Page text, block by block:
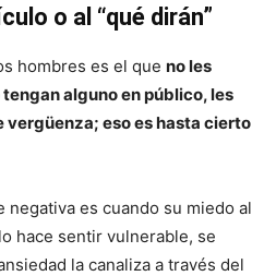
o al “qué dirán”
hombres es el que no les
alguno en público, les
vergüenza; eso es hasta cierto
negativa es cuando su miedo al
hace sentir vulnerable, se
la canaliza a través del